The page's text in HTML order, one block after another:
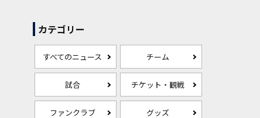
カテゴリー
すべてのニュース チーム
試合 チケット・観戦
ファンクラブ グッズ